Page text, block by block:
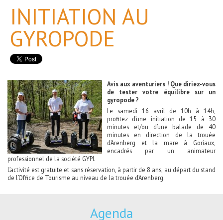
INITIATION AU
GYROPODE
Avis aux aventuriers ! Que diriez-vous
de tester votre équilibre sur un
gyropode ?
Le samedi 16 avril de 10h à 14h,
profitez d’une initiation de 15 à 30
minutes et/ou d’une balade de 40
minutes en direction de la trouée
d’Arenberg et la mare à Goriaux,
encadrés par un animateur
professionnel de la société GYPI.
L’activité est gratuite et sans réservation, à partir de 8 ans, au départ du stand
de l’Office de Tourisme au niveau de la trouée d’Arenberg.
Agenda